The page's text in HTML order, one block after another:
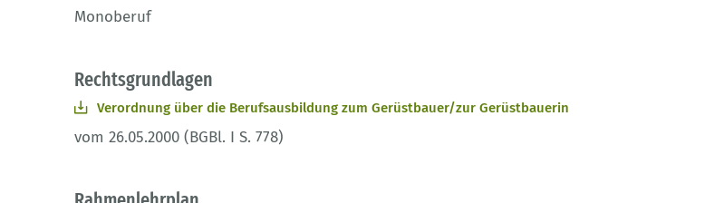
Monoberuf
Rechtsgrundlagen
Verordnung über die Berufsausbildung zum Gerüstbauer/zur Gerüstbauerin
vom 26.05.2000 (BGBl. I S. 778)